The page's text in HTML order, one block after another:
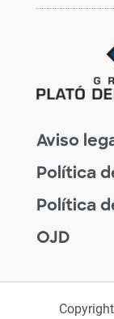
Aviso
Política
Política
OJD